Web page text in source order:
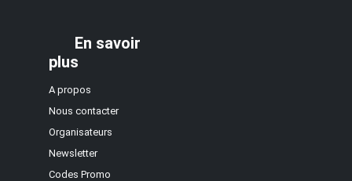
En savoir
plus
A propos
Nous contacter
Organisateurs
Newsletter
Codes Promo